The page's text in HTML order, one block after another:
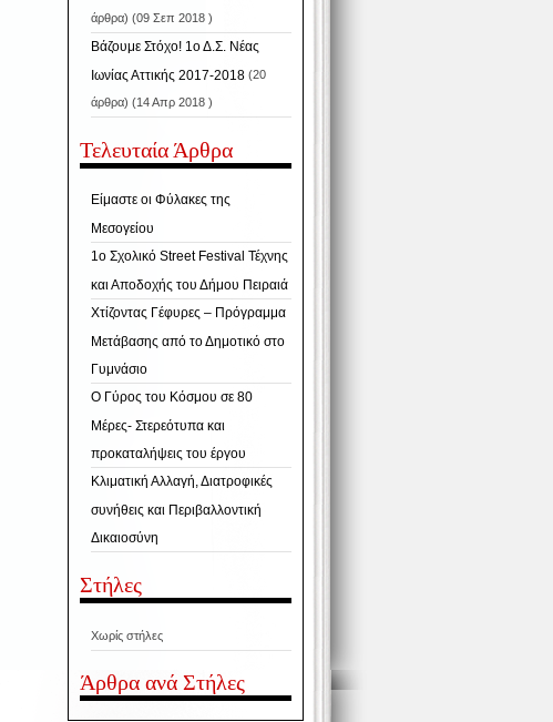
άρθρα) (09 Σεπ 2018 )
Βάζουμε Στόχο! 1ο Δ.Σ. Νέας
Ιωνίας Αττικής 2017-2018(20
άρθρα) (14 Απρ 2018 )
Τελευταία Άρθρα
Είμαστε οι Φύλακες της
Μεσογείου
1ο Σχολικό Street Festival Τέχνης
και Αποδοχής του Δήμου Πειραιά
Χτίζοντας Γέφυρες – Πρόγραμμα
Μετάβασης από το Δημοτικό στο
Γυμνάσιο
Ο Γύρος του Κόσμου σε 80
Μέρες- Στερεότυπα και
προκαταλήψεις του έργου
Κλιματική Αλλαγή, Διατροφικές
συνήθεις και Περιβαλλοντική
Δικαιοσύνη
Στήλες
Χωρίς στήλες
Άρθρα ανά Στήλες